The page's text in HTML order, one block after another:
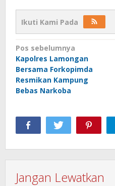
Ikuti Kami Pada
Navigasi
pos
Pos sebelumnya
Kapolres Lamongan
Bersama Forkopimda
Resmikan Kampung
Bebas Narkoba
Jangan Lewatkan